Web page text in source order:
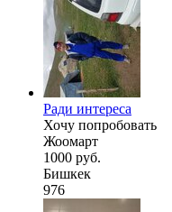
Ради интереса
Хочу попробовать
Жоомарт
1000 руб.
Бишкек
976